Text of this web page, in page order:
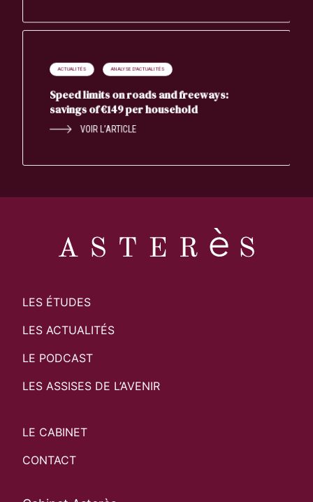
ACTUALITÉS ANALYSE D'ACTUALITÉS
Speed limits on roads and freeways:
savings of €149 per household
VOIR L’ARTICLE
LES ÉTUDES
LES ACTUALITÉS
LE PODCAST
LES ASSISES DE L’AVENIR
LE CABINET
CONTACT